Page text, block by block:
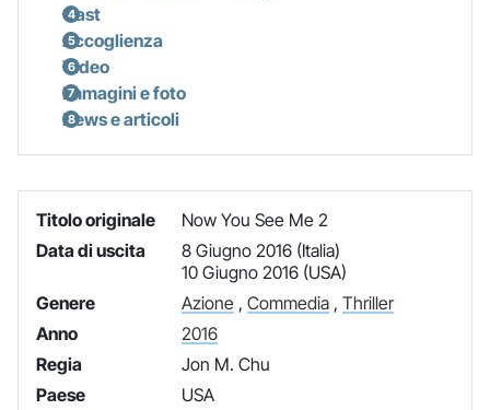
Cast
Accoglienza
Video
Immagini e foto
News e articoli
Titolo originale
Now You See Me 2
Data di uscita
8 Giugno 2016 (Italia)
10 Giugno 2016 (USA)
Genere
Azione, Commedia, Thriller
Anno
2016
Regia
Jon M. Chu
Paese
USA